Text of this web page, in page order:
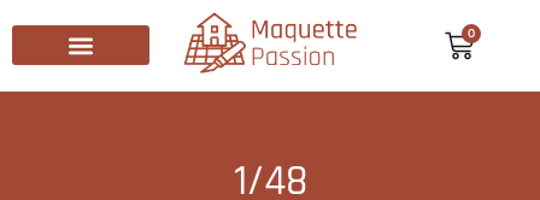
0
1/48